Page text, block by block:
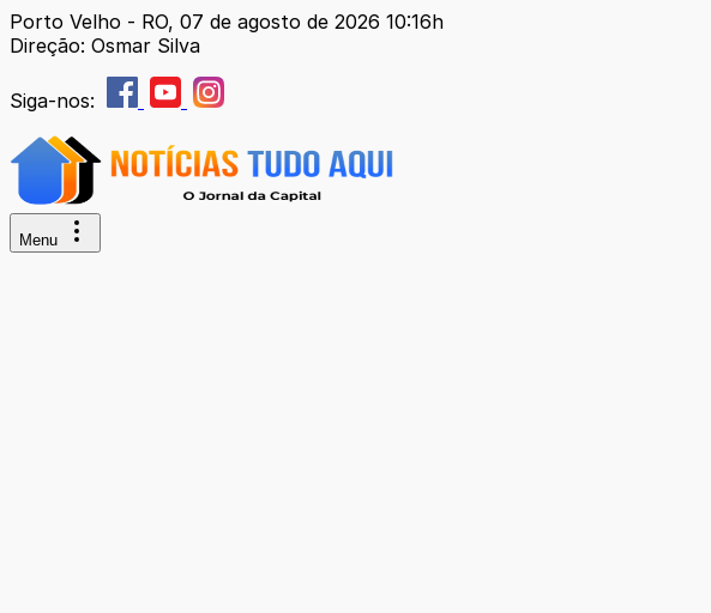
Porto Velho - RO, 07 de agosto de 2026 10:16h
Direção: Osmar Silva
Siga-nos:
Menu